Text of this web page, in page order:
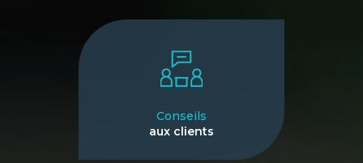
Conseils
aux clients